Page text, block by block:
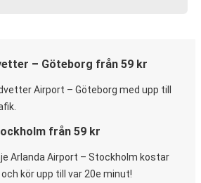
– Göteborg från 59 kr
Airport – Göteborg med upp till
från 59 kr
Arlanda Airport – Stockholm kostar
kör upp till var 20e minut!